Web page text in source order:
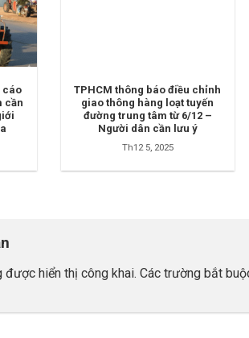
cáo
cần
TPHCM thông báo điều chỉnh
giao thông hàng loạt tuyến
đường trung tâm từ 6/12 –
Người dân cần lưu ý
Th12 5, 2025
được hiển thị công khai. Các trường bắt